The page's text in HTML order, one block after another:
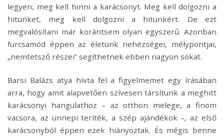
legyen, meg kell hinni a karácsonyt. Meg kell dolgozni a
hitünket, meg kell dolgozni a hitünkért. De ezt
megvalósítani már korántsem olyan egyszerű. Azonban
furcsamód éppen az életünk nehézségei, mélypontjai,
„nemtetsző részei” segíthetnek ebben nagyon sokat.
Barsi Balázs atya hívta fel a figyelmemet egy írásában
arra, hogy amit alapvetően szívesen társítunk a meghitt
karácsonyi hangulathoz – az otthon melege, a finom
vacsora, az ünnepi teríték, a szép ajándékok –, az első
karácsonyból éppen ezek hiányoztak. És mégis benne